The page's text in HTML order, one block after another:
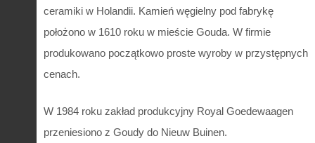
ceramiki w Holandii. Kamień węgielny pod fabrykę
położono w 1610 roku w mieście Gouda. W firmie
produkowano początkowo proste wyroby w przystępnych
cenach.
W 1984 roku zakład produkcyjny Royal Goedewaagen
przeniesiono z Goudy do Nieuw Buinen.